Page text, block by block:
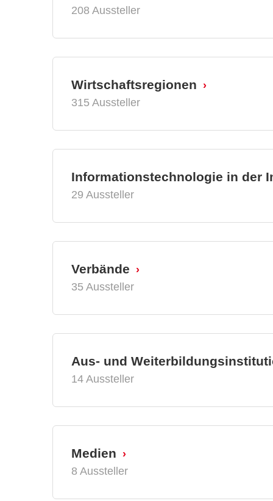
208 Aussteller
Wirtschaftsregionen
315 Aussteller
Informationstechnologie in der
29 Aussteller
Verbände
35 Aussteller
Aus- und
14 Aussteller
Medien
8 Aussteller